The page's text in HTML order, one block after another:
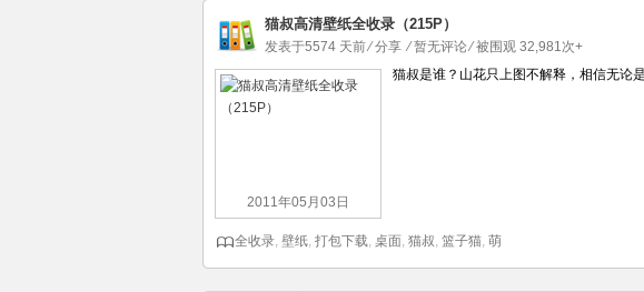
玩具梦幻四驱车总动员Re-volt 电
猫叔高清壁纸全收录（215P）
发表于5574 天前 ⁄分享 ⁄暂无评论⁄ 被围观 32,981次+
2011年05月03日
猫叔是谁？山花只上图不解释，相信无论
全收录, 壁纸, 打包下载, 桌面, 猫叔, 篮子猫, 萌